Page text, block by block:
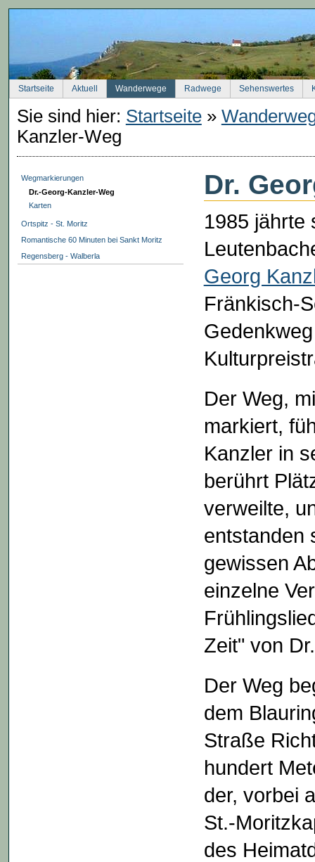
Startseite Aktuell Wanderwege Radwege Sehenswertes
Sie sind hier: Startseite»
Kanzler-Weg
Wegmarkierungen
Dr.-Georg-Kanzler-Weg
Karten
Ortspitz - St. Moritz
Romantische 60 Minuten bei Sankt Moritz
Regensberg - Walberla
Dr.
1985 jährte
Georg
Fränkisch-
Der Weg,
markiert,
Kanzler in
berührt
verweilte,
entstanden
gewissen
einzelne
Zeit" von
Der Weg
dem
Straße
hundert
der, vorbei
St.-
des